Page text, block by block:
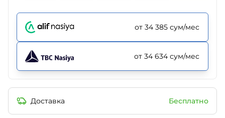
от 34 385 сум/мес
от 34 634 сум/мес
Доставка Бесплатно